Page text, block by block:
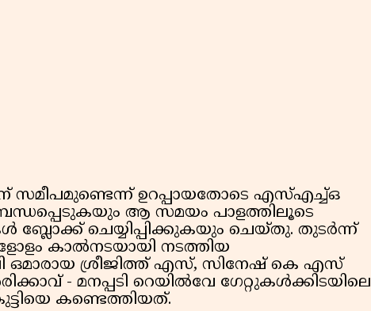
സമീപമുണ്ടെന്ന് ഉറപ്പായതോടെ എസ്എച്ച്ഒ
ആ സമയം പാളത്തിലൂടെ
ബ്ലോക്ക് ചെയ്യിപ്പിക്കുകയും ചെയ്തു. തുടർന്ന്
കാൽനടയായി നടത്തിയ
ഒമാരായ ശ്രീജിത്ത് എസ്, സിനേഷ് കെ എസ്
- മനപ്പടി റെയിൽവേ ഗേറ്റുകൾക്കിടയിലെ
കണ്ടെത്തിയത്.